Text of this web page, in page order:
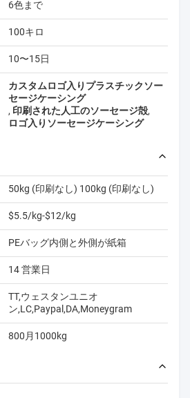
6色まで
100キロ
10〜15日
カスタムロゴ入りプラスチックソー
セージケーシング
, 印刷された人工のソーセージ殻,
ロゴ入りソーセージケーシング
50kg (印刷なし) 100kg (印刷なし)
$5.5/kg-$12/kg
PEバッグ内側と外側が紙箱
14 営業日
TT,ウェスタンユニオ
ン,LC,Paypal,DA,Moneygram
800月1000kg